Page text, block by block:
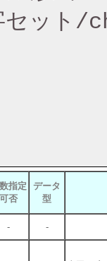
指定
可否
データ
型
- -